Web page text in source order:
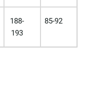
188-
193
85-92